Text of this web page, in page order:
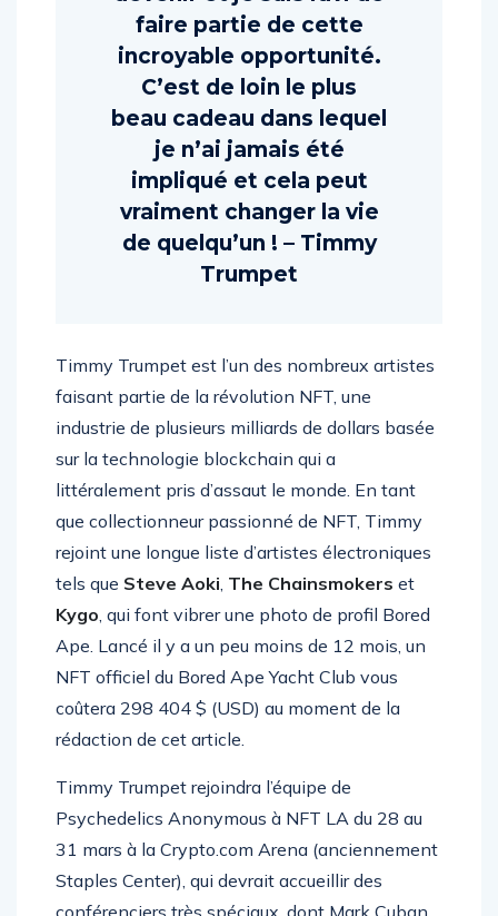
devenir et je suis ravi de
faire partie de cette
incroyable opportunité.
C’est de loin le plus
beau cadeau dans lequel
je n’ai jamais été
impliqué et cela peut
vraiment changer la vie
de quelqu’un ! – Timmy
Timmy Trumpet est l’un des nombreux artistes
faisant partie de la révolution NFT, une
industrie de plusieurs milliards de dollars basée
sur la technologie blockchain qui a
littéralement pris d’assaut le monde. En tant
que collectionneur passionné de NFT, Timmy
rejoint une longue liste d’artistes électroniques
tels queSteve Aoki,The Chainsmokerset
Kygo , qui font vibrer une photo de profil Bored
Ape. Lancé il y a un peu moins de 12 mois, un
NFT officiel du Bored Ape Yacht Club vous
coûtera 298 404 $ (USD) au moment de la
Timmy Trumpet rejoindra l’équipe de
Psychedelics Anonymous à NFT LA du 28 au
31 mars à la Crypto.com Arena (anciennement
Staples Center), qui devrait accueillir des